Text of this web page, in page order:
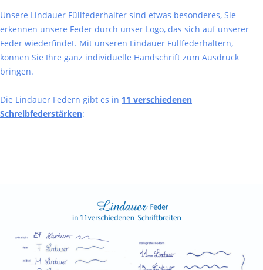
Unsere Lindauer Füllfederhalter sind etwas besonderes, Sie
erkennen unsere Feder durch unser Logo, das sich auf unserer
Feder wiederfindet. Mit unseren Lindauer Füllfederhaltern,
können Sie Ihre ganz individuelle Handschrift zum Ausdruck
bringen.
Die Lindauer Federn gibt es in 11 verschiedenen
Schreibfederstärken: